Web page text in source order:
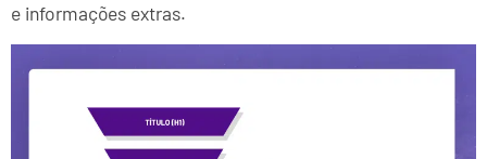
e informações extras.